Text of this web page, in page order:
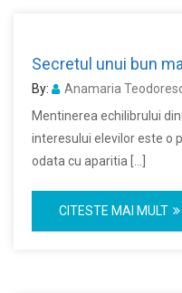
Secretul unui bun
By: Anamaria
Mentinerea echilibrului
interesului elevilor este o
odata cu aparitia […]
CITESTE MAI MULT